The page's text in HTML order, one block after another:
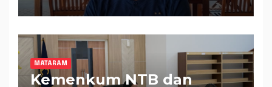
MATARAM
Kemenkum NTB dan